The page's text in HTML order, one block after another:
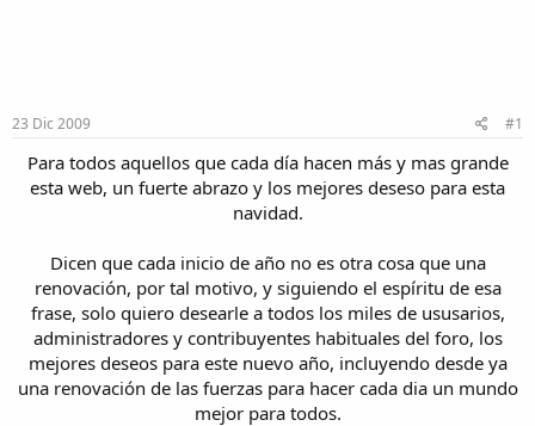
23 Dic 2009 #1
Para todos aquellos que cada día hacen más y mas grande
esta web, un fuerte abrazo y los mejores deseso para esta
navidad.​
Dicen que cada inicio de año no es otra cosa que una
renovación, por tal motivo, y siguiendo el espíritu de esa
frase, solo quiero desearle a todos los miles de ususarios,
administradores y contribuyentes habituales del foro, los
mejores deseos para este nuevo año, incluyendo desde ya
una renovación de las fuerzas para hacer cada dia un mundo
mejor para todos.​